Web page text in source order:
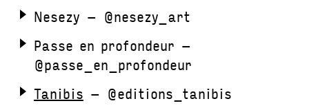
Nesezy – @nesezy_art
Passe en profondeur –
@passe_en_profondeur
Tanibis – @editions_tanibis